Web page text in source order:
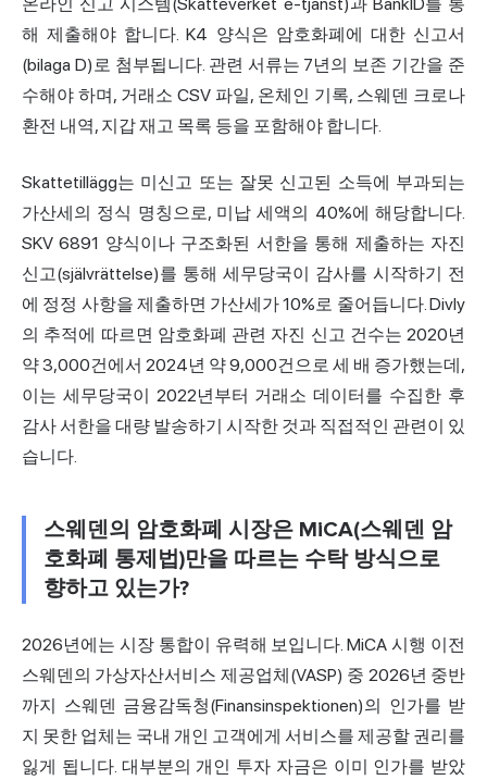
해 제출해야 합니다. K4 양식은 암호화폐에 대한 신고서
(bilaga D)로 첨부됩니다. 관련 서류는 7년의 보존 기간을 준
수해야 하며, 거래소 CSV 파일, 온체인 기록, 스웨덴 크로나
환전 내역, 지갑 재고 목록 등을 포함해야 합니다.
Skattetillägg는 미신고 또는 잘못 신고된 소득에 부과되는
가산세의 정식 명칭으로, 미납 세액의 40%에 해당합니다.
SKV 6891 양식이나 구조화된 서한을 통해 제출하는 자진
신고(självrättelse)를 통해 세무당국이 감사를 시작하기 전
에 정정 사항을 제출하면 가산세가 10%로 줄어듭니다. Divly
의 추적에 따르면 암호화폐 관련 자진 신고 건수는 2020년
약 3,000건에서 2024년 약 9,000건으로 세 배 증가했는데,
이는 세무당국이 2022년부터 거래소 데이터를 수집한 후
감사 서한을 대량 발송하기 시작한 것과 직접적인 관련이 있
습니다.
스웨덴의 암호화폐 시장은 MiCA(스웨덴 암
호화폐 통제법)만을 따르는 수탁 방식으로
향하고 있는가?
2026년에는 시장 통합이 유력해 보입니다. MiCA 시행 이전
스웨덴의 가상자산서비스 제공업체(VASP) 중 2026년 중반
까지 스웨덴 금융감독청(Finansinspektionen)의 인가를 받
지 못한 업체는 국내 개인 고객에게 서비스를 제공할 권리를
잃게 됩니다. 대부분의 개인 투자 자금은 이미 인가를 받았